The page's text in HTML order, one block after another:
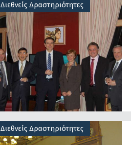
Διεθνείς Δραστηριότητες
Διεθνείς Δραστηριότητες